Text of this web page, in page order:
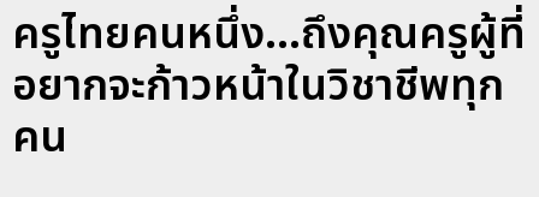
ครูไทยคนหนึ่ง...ถึงคุณครูผู้ที่
อยากจะก้าวหน้าในวิชาชีพทุก
คน